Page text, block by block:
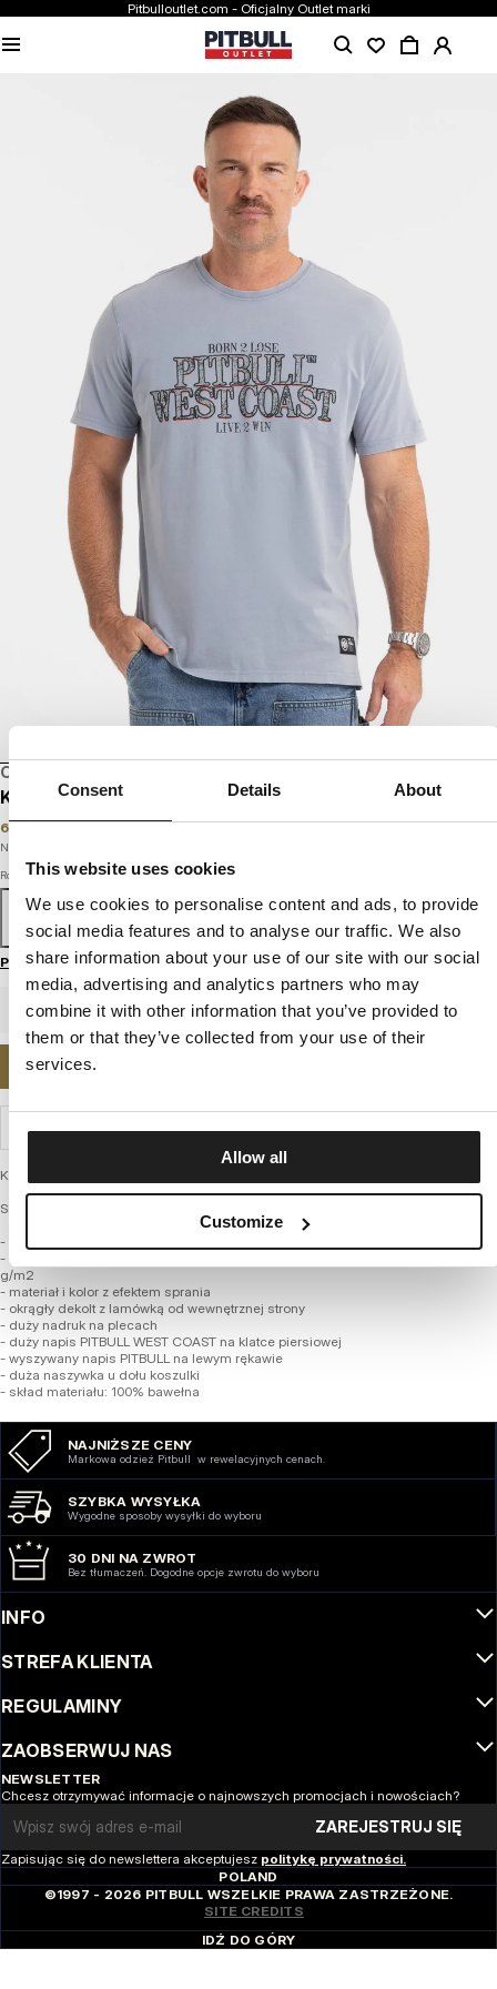
Consent Details About
This website uses cookies
We use cookies to personalise content and ads, to provide
social media features and to analyse our traffic. We also
share information about your use of our site with our social
media, advertising and analytics partners who may
combine it with other information that you’ve provided to
them or that they’ve collected from your use of their
services.
Allow all
Customize
Pitbulloutlet.com - Oficjalny Outlet marki
OSTATNIE SZTUKI
KOSZULKA DENIM WASHED ACE OF SPADES II
69 PLN 99 PLN
Najniższa cena w okresie ostatnich 30 dni:
Rozmiar
Przewodnik po rozmiarach
WYSYŁKA I ZWROTY
Koszulka męska - ACE OF SPADES II
SERIA MIDDLE WEIGHT 190 GSM DENIM WASHED
- regularny wygodny fason
- T-shirt wykonany z najwyższej jakości tkaniny bawełnianej o gramaturze 190
g/m2
- materiał i kolor z efektem sprania
- okrągły dekolt z lamówką od wewnętrznej strony
- duży nadruk na plecach
- duży napis PITBULL WEST COAST na klatce piersiowej
- wyszywany napis PITBULL na lewym rękawie
- duża naszywka u dołu koszulki
- skład materiału: 100% bawełna
NAJNIŻSZE CENY
Markowa odzież Pitbull w rewelacyjnych cenach.
SZYBKA WYSYŁKA
Wygodne sposoby wysyłki do wyboru
30 DNI NA ZWROT
Bez tłumaczeń. Dogodne opcje zwrotu do wyboru
INFO
STREFA KLIENTA
REGULAMINY
ZAOBSERWUJ NAS
NEWSLETTER
Chcesz otrzymywać informacje o najnowszych promocjach i nowościach?
Email address
ZAREJESTRUJ SIĘ
Zapisując się do newslettera akceptujesz politykę prywatności.
POLAND
©1997 - 2026 PITBULL WSZELKIE PRAWA ZASTRZEŻONE.
SITE CREDITS
IDŹ DO GÓRY